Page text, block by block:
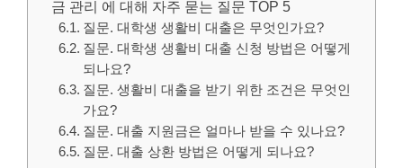
금 관리 에 대해 자주 묻는 질문 TOP 5
질문. 대학생 생활비 대출은 무엇인가요?
질문. 대학생 생활비 대출 신청 방법은 어떻게
되나요?
질문. 생활비 대출을 받기 위한 조건은 무엇인
가요?
질문. 대출 지원금은 얼마나 받을 수 있나요?
질문. 대출 상환 방법은 어떻게 되나요?